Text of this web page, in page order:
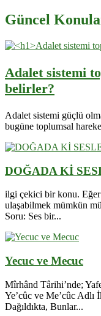
Güncel
Adalet sistemi
belirler?
Adalet sistemi güçlü
bugüne toplumsal
DOĞADA Kİ
ilgi çekici bir konu. Eğer
ulaşabilmek mümkün
Soru: Ses bir...
Yecuc ve Mecuc
Mîrhând Târihi’nde;
Ye’cûc ve Me’cûc Adlı
Dağıldıkta, Bunlar...